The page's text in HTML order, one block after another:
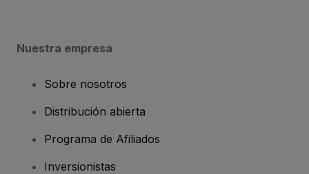
Nuestra empresa
Sobre nosotros
Distribución abierta
Programa de Afiliados
Inversionistas